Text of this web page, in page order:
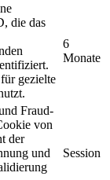
die das
gezielte
6
Monate
Fraud-
von
der
und
Session